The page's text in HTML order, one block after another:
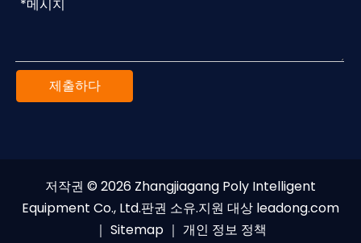
제출하다
저작권 © 2026 Zhangjiagang Poly Intelligent
Equipment Co., Ltd.판권 소유.지원 대상 leadong.com
｜ Sitemap ｜ 개인 정보 정책